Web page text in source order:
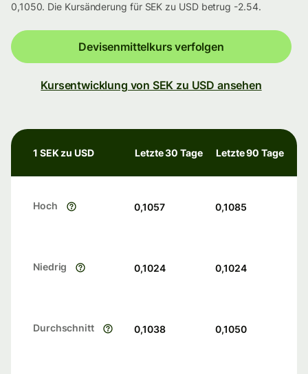
0,1050. Die Kursänderung für SEK zu USD betrug -2.54.
Devisenmittelkurs verfolgen
Kursentwicklung von SEK zu USD ansehen
1 SEK zu USD Letzte 30 Tage Letzte 90 Tage
Hoch 0,1057 0,1085
Niedrig 0,1024 0,1024
Durchschnitt 0,1038 0,1050